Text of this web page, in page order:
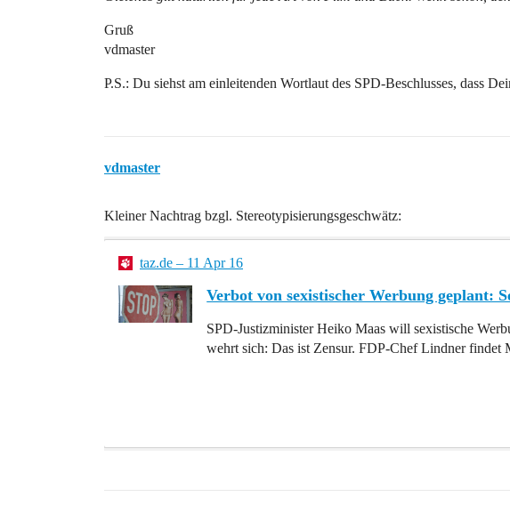
Gruß
vdmaster
P.S.: Du siehst am einleitenden Wortlaut des SPD-Beschlusses, dass
vdmaster
Kleiner Nachtrag bzgl. Stereotypisierungsgeschwätz:
taz.de – 11 Apr 16
Verbot von sexistischer Werbung geplant:
SPD-Justizminister Heiko Maas will sexistische
wehrt sich: Das ist Zensur. FDP-Chef Lindner findet